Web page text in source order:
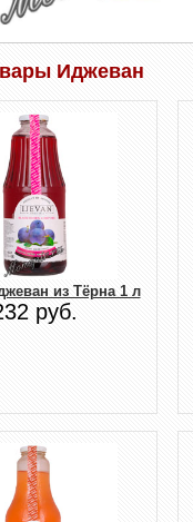
Иджеван
из Тёрна 1 л
руб.